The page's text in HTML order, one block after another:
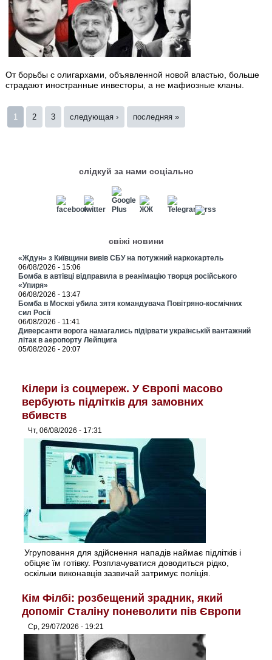
От борьбы с олигархами, объявленной новой властью, больше
страдают иностранные инвесторы, а не мафиозные кланы.
Страницы
1 2 3 следующая › последняя »
слідкуй за нами соціально
свіжі новини
«Ждун» з Київщини вивів СБУ на потужний наркокартель
06/08/2026 - 15:06
Бомба в автівці відправила в реанімацію творця російського
«Упиря»
06/08/2026 - 13:47
Бомба в Москві убила зятя командувача Повітряно-космічних
сил Росії
06/08/2026 - 11:41
Диверсанти ворога намагались підірвати українській вантажний
літак в аеропорту Лейпцига
05/08/2026 - 20:07
Кілери із соцмереж. У Європі масово
вербують підлітків для замовних
вбивств
Чт, 06/08/2026 - 17:31
Угруповання для здійснення нападів наймає підлітків і
обіцяє їм готівку. Розплачуватися доводиться рідко,
оскільки виконавців зазвичай затримує поліція.
Кім Філбі: розбещений зрадник, який
допоміг Сталіну поневолити пів Європи
Ср, 29/07/2026 - 19:21